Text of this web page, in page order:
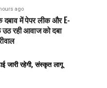
ago
दबाव में पेपर लीक और E-
रही आवाज को दबा
जारी रहेगी, संस्कृत लागू